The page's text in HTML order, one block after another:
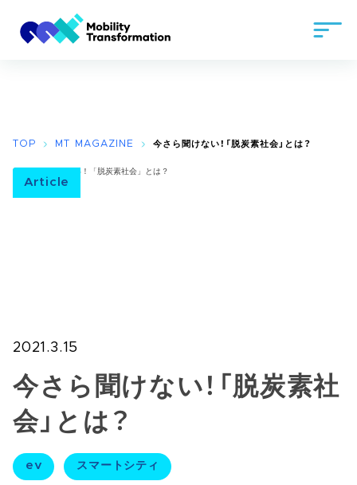
TOP MT MAGAZINE 今さら聞けない！「脱炭素社会」とは？
Article
2021.3.15
今さら聞けない！「脱炭素社
会」とは？
ev スマートシティ